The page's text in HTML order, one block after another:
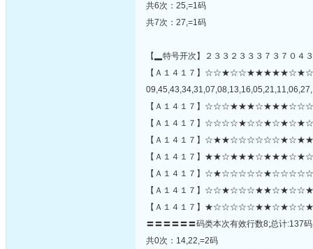
共6次：25,=1码
共7次：27,=1码
【▂特号开次】２３３２３３３７３７０４
【Ａ１４１７】
【Ａ１４１７】
【Ａ１４１７】
【Ａ１４１７】
【Ａ１４１７】
【Ａ１４１７】
【Ａ１４１７】
【Ａ１４１７】
〓〓〓〓〓〓码类本次有效行数8;总计:137
共0次：14,22,=2码